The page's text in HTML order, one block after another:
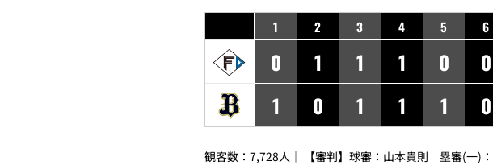
1 2 3 4 5 6
0 1 1 1 0 0
1
0 1 1 1 0
観客数：7,728人｜ 【審判】球審：山本貴則 塁審(一)